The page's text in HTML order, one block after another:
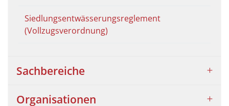
Siedlungsentwässerungsreglement
(Vollzugsverordnung)
Sachbereiche
Organisationen